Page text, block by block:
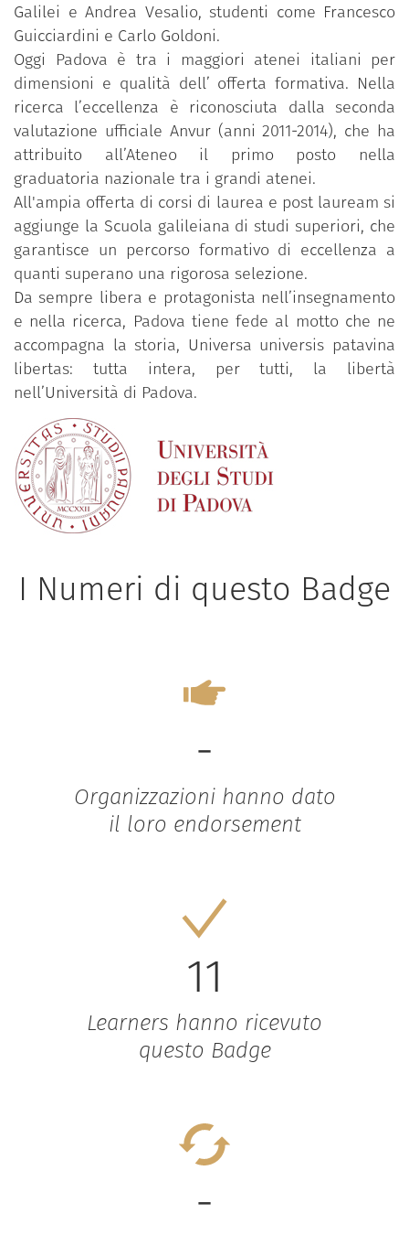
Galilei e Andrea Vesalio, studenti come Francesco
Guicciardini e Carlo Goldoni.
Oggi Padova è tra i maggiori atenei italiani per
dimensioni e qualità dell’ offerta formativa. Nella
ricerca l’eccellenza è riconosciuta dalla seconda
valutazione ufficiale Anvur (anni 2011-2014), che ha
attribuito all’Ateneo il primo posto nella
graduatoria nazionale tra i grandi atenei.
All'ampia offerta di corsi di laurea e post lauream si
aggiunge la Scuola galileiana di studi superiori, che
garantisce un percorso formativo di eccellenza a
quanti superano una rigorosa selezione.
Da sempre libera e protagonista nell’insegnamento
e nella ricerca, Padova tiene fede al motto che ne
accompagna la storia, Universa universis patavina
libertas: tutta intera, per tutti, la libertà
nell’Università di Padova.
I Numeri di questo Badge
-
Organizzazioni hanno dato
il loro endorsement
11
Learners hanno ricevuto
questo Badge
-